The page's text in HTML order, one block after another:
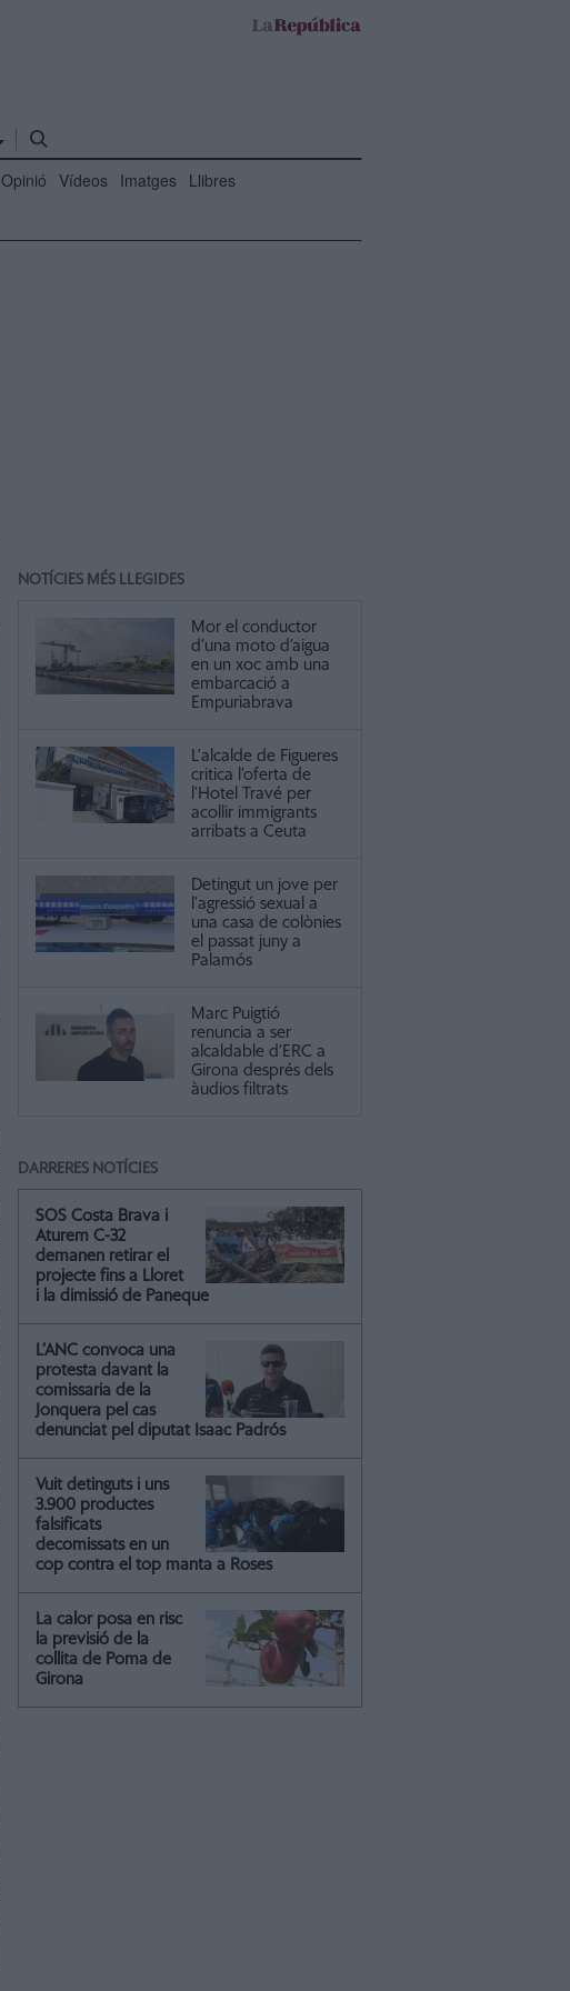
Opinió Vídeos Imatges Llibres
NOTÍCIES MÉS LLEGIDES
Mor el conductor
d’una moto d’aigua
en un xoc amb una
embarcació a
Empuriabrava
L'alcalde de Figueres
critica l’oferta de
l’Hotel Travé per
acollir immigrants
arribats a Ceuta
Detingut un jove per
l'agressió sexual a
una casa de colònies
el passat juny a
Palamós
Marc Puigtió
renuncia a ser
alcaldable d’ERC a
Girona després dels
àudios filtrats
DARRERES NOTÍCIES
SOS Costa Brava i
Aturem C-32
demanen retirar el
projecte fins a Lloret
i la dimissió de Paneque
L’ANC convoca una
protesta davant la
comissaria de la
Jonquera pel cas
denunciat pel diputat Isaac Padrós
Vuit detinguts i uns
3.900 productes
falsificats
decomissats en un
cop contra el top manta a Roses
La calor posa en risc
la previsió de la
collita de Poma de
Girona